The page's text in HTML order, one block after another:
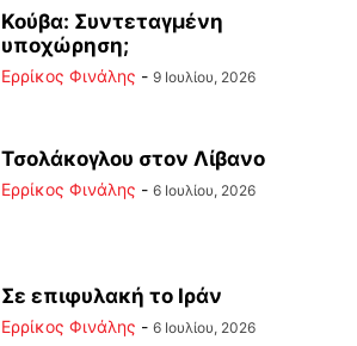
Κούβα: Συντεταγμένη
υποχώρηση;
Ερρίκος Φινάλης - 9 Ιουλίου, 2026
Τσολάκογλου στον Λίβανο
Ερρίκος Φινάλης - 6 Ιουλίου, 2026
Σε επιφυλακή το Ιράν
Ερρίκος Φινάλης - 6 Ιουλίου, 2026